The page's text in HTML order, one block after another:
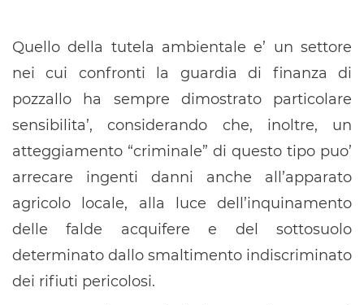
Quello della tutela ambientale e’ un settore
nei cui confronti la guardia di finanza di
pozzallo ha sempre dimostrato particolare
sensibilita’, considerando che, inoltre, un
atteggiamento “criminale” di questo tipo puo’
arrecare ingenti danni anche all’apparato
agricolo locale, alla luce dell’inquinamento
delle falde acquifere e del sottosuolo
determinato dallo smaltimento indiscriminato
dei rifiuti pericolosi.